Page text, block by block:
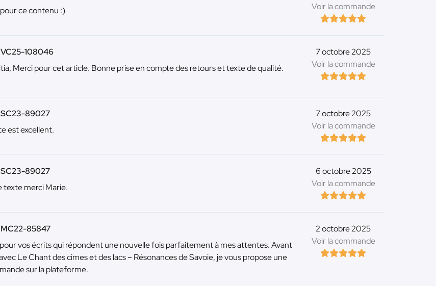
Voir la commande
ce contenu :)
7 octobre 2025
Voir la commande
108046
Merci pour cet article. Bonne prise en compte des retours et texte de qualité.
7 octobre 2025
Voir la commande
SC23-89027
est excellent.
6 octobre 2025
Voir la commande
SC23-89027
texte merci Marie.
2 octobre 2025
Voir la commande
85847
vos écrits qui répondent une nouvelle fois parfaitement à mes attentes. Avant
Le Chant des cimes et des lacs – Résonances de Savoie, je vous propose une
sur la plateforme.